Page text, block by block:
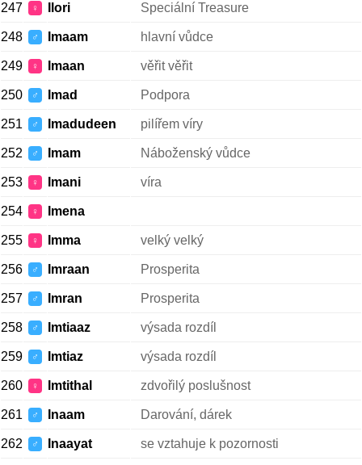
247 ♀ Ilori Speciální Treasure
248 ♂ Imaam hlavní vůdce
249 ♀ Imaan věřit věřit
250 ♂ Imad Podpora
251 ♂ Imadudeen pilířem víry
252 ♂ Imam Náboženský vůdce
253 ♀ Imani víra
254 ♀ Imena
255 ♀ Imma velký velký
256 ♂ Imraan Prosperita
257 ♂ Imran Prosperita
258 ♂ Imtiaaz výsada rozdíl
259 ♂ Imtiaz výsada rozdíl
260 ♀ Imtithal zdvořilý poslušnost
261 ♂ Inaam Darování, dárek
262 ♂ Inaayat se vztahuje k pozornosti